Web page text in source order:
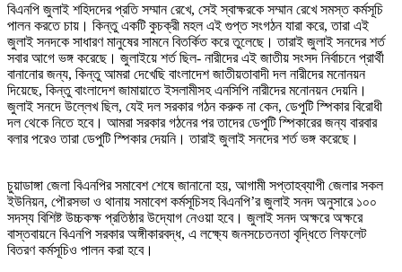
বিএনপি জুলাই শহিদদের প্রতি সম্মান রেখে, সেই স্বাক্ষরকে সম্মান রেখে সমস্ত কর্মসূচি
পালন করতে চায়। কিন্তু একটি কুচক্রী মহল এই গুপ্ত সংগঠন যারা করে, তারা এই
জুলাই সনদকে সাধারণ মানুষের সামনে বিতর্কিত করে তুলেছে। তারাই জুলাই সনদের শর্ত
সবার আগে ভঙ্গ করেছে। জুলাইয়ে শর্ত ছিল- নারীদের এই জাতীয় সংসদ নির্বাচনে প্রার্থী
বানানোর জন্য, কিন্তু আমরা দেখেছি বাংলাদেশ জাতীয়তাবাদী দল নারীদের মনোনয়ন
দিয়েছে, কিন্তু বাংলাদেশ জামায়াতে ইসলামীসহ এনসিপি নারীদের মনোনয়ন দেয়নি।
জুলাই সনদে উল্লেখ ছিল, যেই দল সরকার গঠন করুক না কেন, ডেপুটি স্পিকার বিরোধী
দল থেকে নিতে হবে। আমরা সরকার গঠনের পর তাদের ডেপুটি স্পিকারের জন্য বারবার
বলার পরেও তারা ডেপুটি স্পিকার দেয়নি। তারাই জুলাই সনদের শর্ত ভঙ্গ করেছে।
চুয়াডাঙ্গা জেলা বিএনপির সমাবেশ শেষে জানানো হয়, আগামী সপ্তাহব্যাপী জেলার সকল
ইউনিয়ন, পৌরসভা ও থানায় সমাবেশ কর্মসূচিসহ বিএনপি’র জুলাই সনদ অনুসারে ১০০
সদস্য বিশিষ্ট উচ্চকক্ষ প্রতিষ্ঠার উদ্যোগ নেওয়া হবে। জুলাই সনদ অক্ষরে অক্ষরে
বাস্তবায়নে বিএনপি সরকার অঙ্গীকারবদ্ধ, এ লক্ষ্যে জনসচেতনতা বৃদ্ধিতে লিফলেট
বিতরণ কর্মসূচিও পালন করা হবে।